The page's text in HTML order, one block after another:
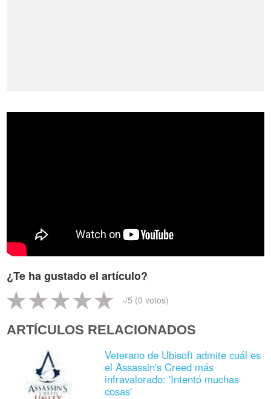
¿Te ha gustado el artículo?
-/5 (0 votos)
ARTÍCULOS RELACIONADOS
Veterano de Ubisoft admite cuál es
el Assassin's Creed más
infravalorado: 'Intentó muchas
cosas'